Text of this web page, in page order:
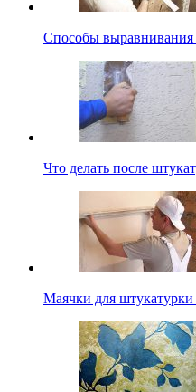
Способы выравнивания
Что делать после
Маячки для